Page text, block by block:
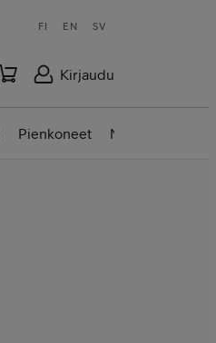
FI EN SV
Kirjaudu
Pienkoneet Nettilaitteet